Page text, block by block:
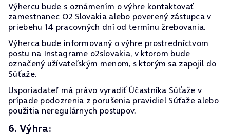
Výhercu bude s oznámením o výhre kontaktovať
zamestnanec O2 Slovakia alebo poverený zástupca v
priebehu 14 pracovných dní od termínu žrebovania.
Výherca bude informovaný o výhre prostredníctvom
postu na Instagrame o2slovakia, v ktorom bude
označený užívateľským menom, s ktorým sa zapojil do
Súťaže.
Usporiadateľ má právo vyradiť Účastníka Súťaže v
prípade podozrenia z porušenia pravidiel Súťaže alebo
použitia neregulárnych postupov.
6. Výhra: